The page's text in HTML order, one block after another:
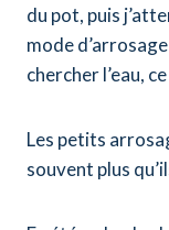
du pot, puis
mode
chercher l’eau,
Les petits
souvent plus